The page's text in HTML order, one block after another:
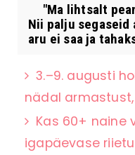
"Ma lihtsalt
Nii palju
aru ei saa ja
3.–9. augusti
nädal
Kas 60+ naine
igapäevase